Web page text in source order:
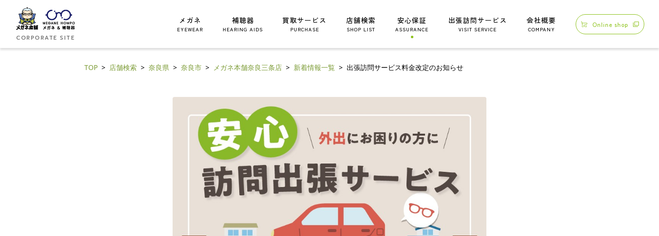
CORPORATE SITE
メガネ
EYEWEAR
補聴器
HEARING AIDS
買取サービス
PURCHASE
店舗検索
SHOP LIST
安心保証
ASSURANCE
出張訪問サービス
VISIT SERVICE
会社概要
COMPANY
Online shop
TOP 店舗検索 奈良県 奈良市 メガネ本舗奈良三条店 新着情報一覧 出張訪問サービス料金改定のお知らせ